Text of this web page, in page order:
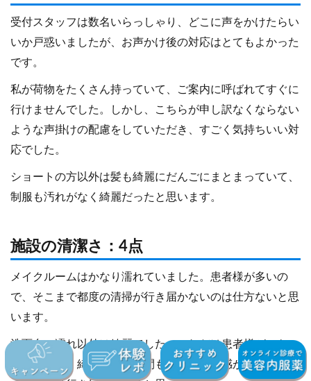
受付スタッフは数名いらっしゃり、どこに声をかけたらい
いか戸惑いましたが、お声かけ後の対応はとてもよかった
です。
私が荷物をたくさん持っていて、ご案内に呼ばれてすぐに
行けませんでした。しかし、こちらが申し訳なくならない
ような声掛けの配慮をしていただき、すごく気持ちいい対
応でした。
ショートの方以外は髪も綺麗にだんごにまとまっていて、
制服も汚れがなく綺麗だったと思います。
施設の清潔さ：4点
メイクルームはかなり濡れていました。患者様が多いの
で、そこまで都度の清掃が行き届かないのは仕方ないと思
います。
洗面台の濡れ以外は綺麗でした。これだけ患者様がいらっ
しゃるのに、綺麗で人も空間もすべて清潔感があったの